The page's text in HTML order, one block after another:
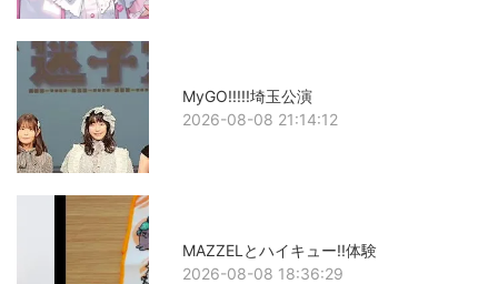
MyGO!!!!!埼玉公演
2026-08-08 21:14:12
MAZZELとハイキュー!!体験
2026-08-08 18:36:29